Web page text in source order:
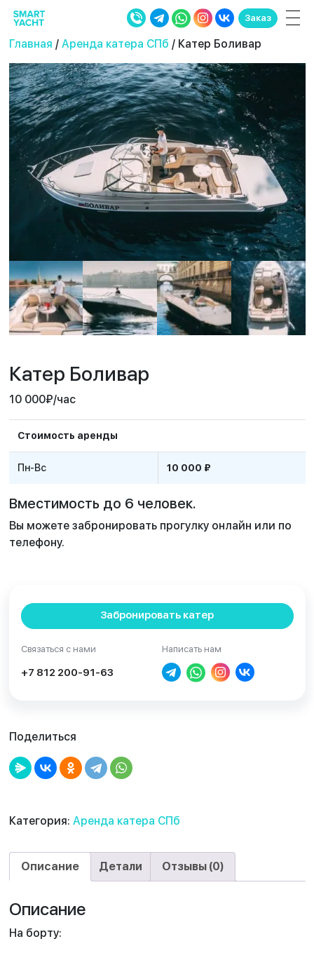
Заказ
Главная / Аренда катера СПб / Катер Боливар
Катер Боливар
10 000₽/час
Стоимость аренды
Пн-Вс 10 000 ₽
Вместимость до 6 человек.
Вы можете забронировать прогулку онлайн или по
телефону.
Забронировать катер
Связаться с нами
+7 812 200-91-63
Написать нам
Поделиться
Категория: Аренда катера СПб
Описание Детали Отзывы (0)
Описание
На борту: